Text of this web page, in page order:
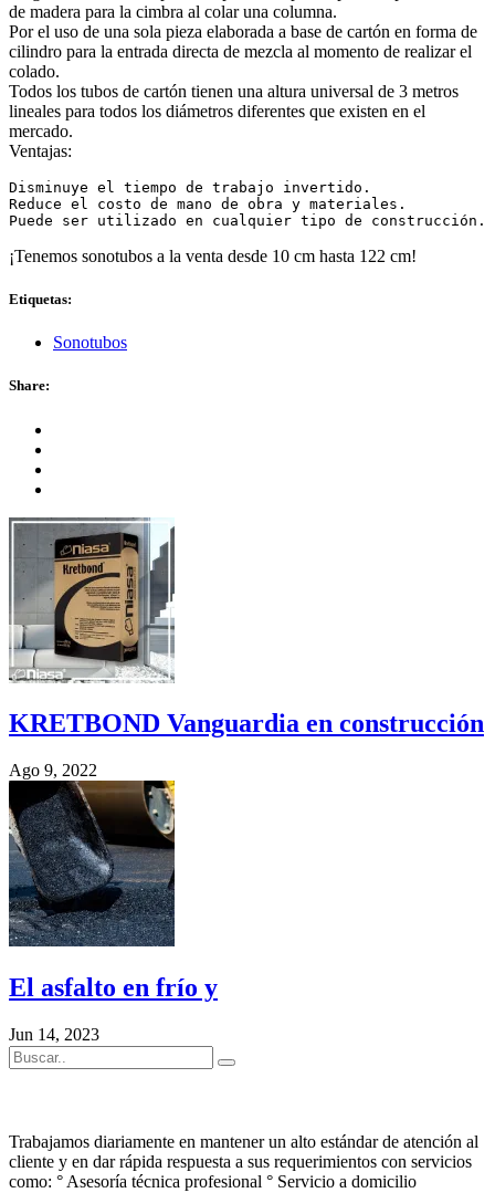
de madera para la cimbra al colar una columna.
Por el uso de una sola pieza elaborada a base de cartón en forma de
cilindro para la entrada directa de mezcla al momento de realizar el
colado.
Todos los tubos de cartón tienen una altura universal de 3 metros
lineales para todos los diámetros diferentes que existen en el
mercado.
Ventajas:
Disminuye el tiempo de trabajo invertido.
Reduce el costo de mano de obra y materiales.
Puede ser utilizado en cualquier tipo de construcción.
¡Tenemos sonotubos a la venta desde 10 cm hasta 122 cm!
Etiquetas:
Sonotubos
Share:
KRETBOND Vanguardia en construcción
Ago 9, 2022
El asfalto en frío y
Jun 14, 2023
Trabajamos diariamente en mantener un alto estándar de atención al
cliente y en dar rápida respuesta a sus requerimientos con servicios
como: ° Asesoría técnica profesional ° Servicio a domicilio